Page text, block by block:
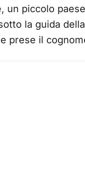
un piccolo
la guida
prese il